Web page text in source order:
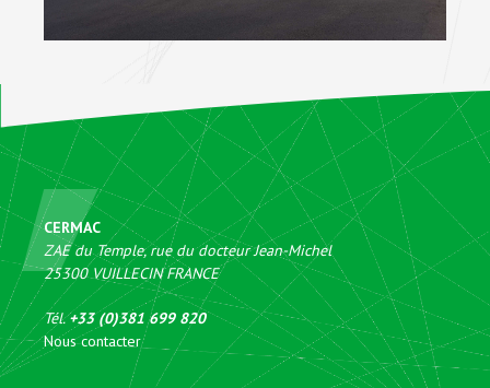
CERMAC
ZAE du Temple, rue du docteur Jean-Michel
25300 VUILLECINFRANCE
Tél. +33 (0)381 699 820
Nous contacter